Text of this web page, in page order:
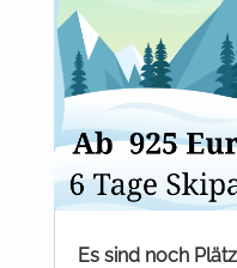
Es sind noch